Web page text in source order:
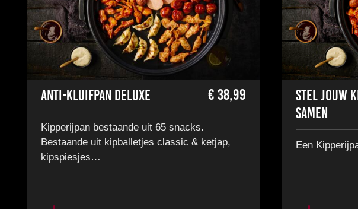
Anti-kluifpan Deluxe € 38,99
Kipperijpan bestaande uit 65 snacks.
Bestaande uit kipballetjes classic & ketjap,
kipspiesjes…
Stel jouw
samen
Een